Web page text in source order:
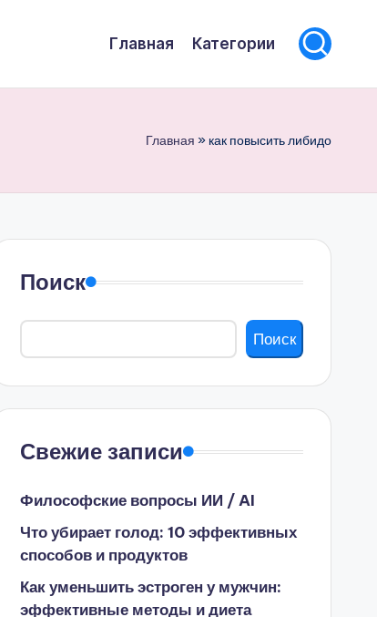
Главная Категории
Главная » как повысить либидо
Поиск
Поиск
Свежие записи
Философские вопросы ИИ / AI
Что убирает голод: 10 эффективных
способов и продуктов
Как уменьшить эстроген у мужчин:
эффективные методы и диета